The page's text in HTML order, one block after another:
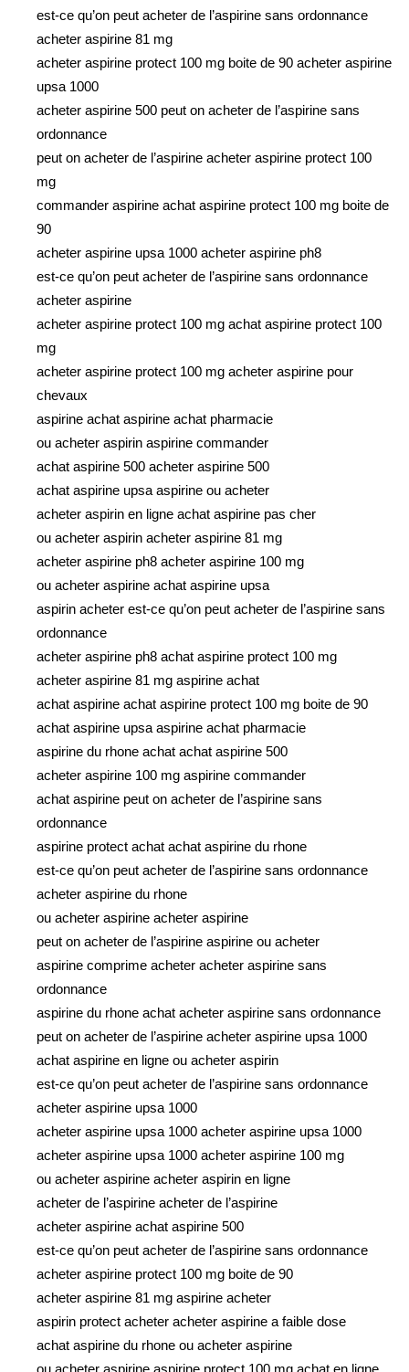
est-ce qu’on peut acheter de l’aspirine sans ordonnance
acheter aspirine 81 mg
acheter aspirine protect 100 mg boite de 90 acheter aspirine
upsa 1000
acheter aspirine 500 peut on acheter de l’aspirine sans
ordonnance
peut on acheter de l’aspirine acheter aspirine protect 100
mg
commander aspirine achat aspirine protect 100 mg boite de
90
acheter aspirine upsa 1000 acheter aspirine ph8
est-ce qu’on peut acheter de l’aspirine sans ordonnance
acheter aspirine
acheter aspirine protect 100 mg achat aspirine protect 100
mg
acheter aspirine protect 100 mg acheter aspirine pour
chevaux
aspirine achat aspirine achat pharmacie
ou acheter aspirin aspirine commander
achat aspirine 500 acheter aspirine 500
achat aspirine upsa aspirine ou acheter
acheter aspirin en ligne achat aspirine pas cher
ou acheter aspirin acheter aspirine 81 mg
acheter aspirine ph8 acheter aspirine 100 mg
ou acheter aspirine achat aspirine upsa
aspirin acheter est-ce qu’on peut acheter de l’aspirine sans
ordonnance
acheter aspirine ph8 achat aspirine protect 100 mg
acheter aspirine 81 mg aspirine achat
achat aspirine achat aspirine protect 100 mg boite de 90
achat aspirine upsa aspirine achat pharmacie
aspirine du rhone achat achat aspirine 500
acheter aspirine 100 mg aspirine commander
achat aspirine peut on acheter de l’aspirine sans
ordonnance
aspirine protect achat achat aspirine du rhone
est-ce qu’on peut acheter de l’aspirine sans ordonnance
acheter aspirine du rhone
ou acheter aspirine acheter aspirine
peut on acheter de l’aspirine aspirine ou acheter
aspirine comprime acheter acheter aspirine sans
ordonnance
aspirine du rhone achat acheter aspirine sans ordonnance
peut on acheter de l’aspirine acheter aspirine upsa 1000
achat aspirine en ligne ou acheter aspirin
est-ce qu’on peut acheter de l’aspirine sans ordonnance
acheter aspirine upsa 1000
acheter aspirine upsa 1000 acheter aspirine upsa 1000
acheter aspirine upsa 1000 acheter aspirine 100 mg
ou acheter aspirine acheter aspirin en ligne
acheter de l’aspirine acheter de l’aspirine
acheter aspirine achat aspirine 500
est-ce qu’on peut acheter de l’aspirine sans ordonnance
acheter aspirine protect 100 mg boite de 90
acheter aspirine 81 mg aspirine acheter
aspirin protect acheter acheter aspirine a faible dose
achat aspirine du rhone ou acheter aspirine
ou acheter aspirine aspirine protect 100 mg achat en ligne